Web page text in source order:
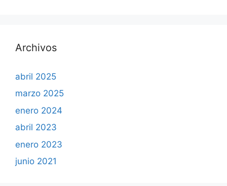
Archivos
abril 2025
marzo 2025
enero 2024
abril 2023
enero 2023
junio 2021